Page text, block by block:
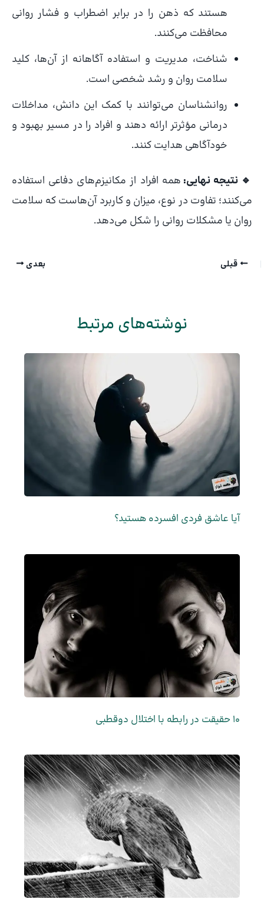
هستند که ذهن را در برابر اضطراب و فشار روانی
محافظت می‌کنند.
شناخت، مدیریت و استفاده آگاهانه از آن‌ها، کلید
سلامت روان و رشد شخصی است.
روانشناسان می‌توانند با کمک این دانش، مداخلات
درمانی مؤثرتر ارائه دهند و افراد را در مسیر بهبود و
خودآگاهی هدایت کنند.
🔹 نتیجه نهایی: همه افراد از مکانیزم‌های دفاعی استفاده
می‌کنند؛ تفاوت در نوع، میزان و کاربرد آن‌هاست که سلامت
روان یا مشکلات روانی را شکل می‌دهد.
قبلی بعدی
نوشته‌های مرتبط
آیا عاشق فردی افسرده هستید؟
10 حقیقت در رابطه با اختلال دوقطبی